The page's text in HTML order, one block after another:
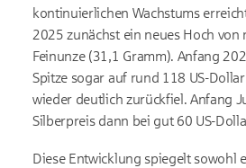
kontinuierlichen Wachstums
2025 zunächst ein neues Hoch von
Feinunze (31,1 Gramm). Anfang
Spitze sogar auf rund 118 US-
wieder deutlich zurückfiel. Anfang
Silberpreis dann bei gut 60 US-
Diese Entwicklung spiegelt sowohl